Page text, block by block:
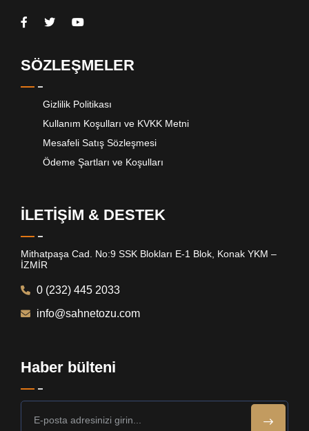
SÖZLEŞMELER
Gizlilik Politikası
Kullanım Koşulları ve KVKK Metni
Mesafeli Satış Sözleşmesi
Ödeme Şartları ve Koşulları
İLETİŞİM & DESTEK
Mithatpaşa Cad. No:9 SSK Blokları E-1 Blok, Konak YKM –
İZMİR
0 (232) 445 2033
info@sahnetozu.com
Haber bülteni